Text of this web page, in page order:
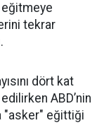
eğitmeye
tekrar
dört kat
ABD’nin
"asker" eğittiği